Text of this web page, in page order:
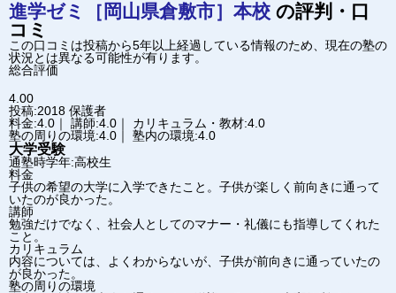
進学ゼミ［岡山県倉敷市］ 本校 の評判・口
コミ
この口コミは投稿から5年以上経過している情報のため、現在の塾の
状況とは異なる可能性が有ります。
総合評価
4.00
投稿:2018 保護者
料金:4.0｜ 講師:4.0｜ カリキュラム・教材:4.0
塾の周りの環境:4.0｜ 塾内の環境:4.0
大学受験
通塾時学年:高校生
料金
子供の希望の大学に入学できたこと。子供が楽しく前向きに通って
いたのが良かった。
講師
勉強だけでなく、社会人としてのマナー・礼儀にも指導してくれた
こと。
カリキュラム
内容については、よくわからないが、子供が前向きに通っていたの
が良かった。
塾の周りの環境